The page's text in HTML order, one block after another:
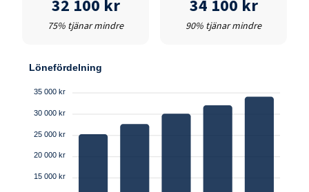
32 100 kr
75% tjänar mindre
34 100 kr
90% tjänar mindre
Lönefördelning
35 000 kr
30 000 kr
25 000 kr
20 000 kr
15 000 kr